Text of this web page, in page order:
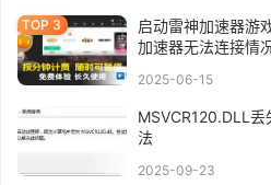
启动雷神加速器游
加速器无法连接情
2025-06-15
MSVCR120.DLL
法
2025-09-23